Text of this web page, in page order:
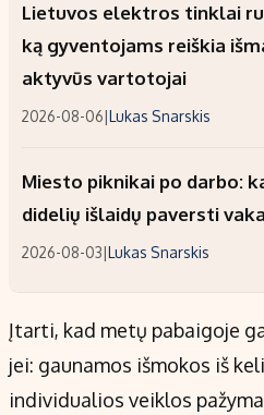
Lietuvos elektros tinklai
ką gyventojams reiškia
aktyvūs vartotojai
2026-08-06|Lukas Snarskis
Miesto piknikai po darbo:
didelių išlaidų paversti
2026-08-03|Lukas Snarskis
Įtarti, kad metų pabaigoje
jei: gaunamos išmokos iš
individualios veiklos